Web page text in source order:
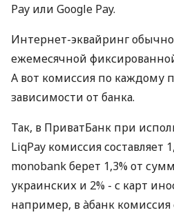
Pay или Google Pay.
Интернет-эквайринг
ежемесячной
А вот комиссия по каждому
зависимости от банка.
Так, в ПриватБанк при
LiqPay комиссия составляет
monobank берет 1,3% от
украинских и 2% - с карт
например, в àбанк комиссия